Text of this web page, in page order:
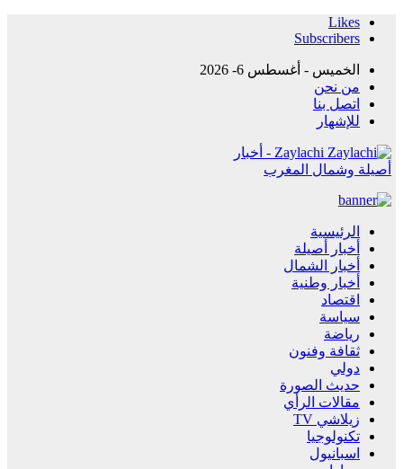
Likes
Subscribers
الخميس - أغسطس 6- 2026
من نحن
اتصل بنا
للإشهار
Zaylachi - أخبار
أصيلة وشمال المغرب
الرئيسية
أخبار أصيلة
أخبار الشمال
أخبار وطنية
اقتصاد
سياسة
رياضة
ثقافة وفنون
دولي
حديث الصورة
مقالات الرأي
زيلاشي TV
تكنولوجيا
اسبانيول